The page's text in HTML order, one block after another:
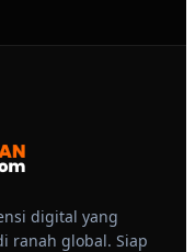
digital yang
ranah global. Siap